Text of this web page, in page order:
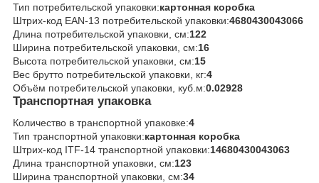
Тип потребительской упаковки:картонная коробка
Штрих-код EAN-13 потребительской упаковки:4680430043066
Длина потребительской упаковки, см:122
Ширина потребительской упаковки, см:16
Высота потребительской упаковки, см:15
Вес брутто потребительской упаковки, кг:4
Объём потребительской упаковки, куб.м:0.02928
Транспортная упаковка
Количество в транспортной упаковке:4
Тип транспортной упаковки:картонная коробка
Штрих-код ITF-14 транспортной упаковки:14680430043063
Длина транспортной упаковки, см:123
Ширина транспортной упаковки, см:34